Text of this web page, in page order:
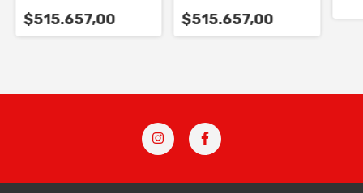
$515.657,00 $515.657,00